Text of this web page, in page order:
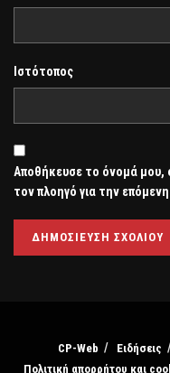
Ιστότοπος
Αποθήκευσε το όνομά μου,
τον πλοηγό για την
CP-Web Ειδήσεις
Πολιτική απορρήτου και